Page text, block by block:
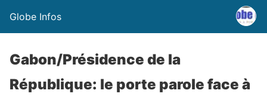
Globe Infos
Gabon/Présidence de la
République: le porte parole face à